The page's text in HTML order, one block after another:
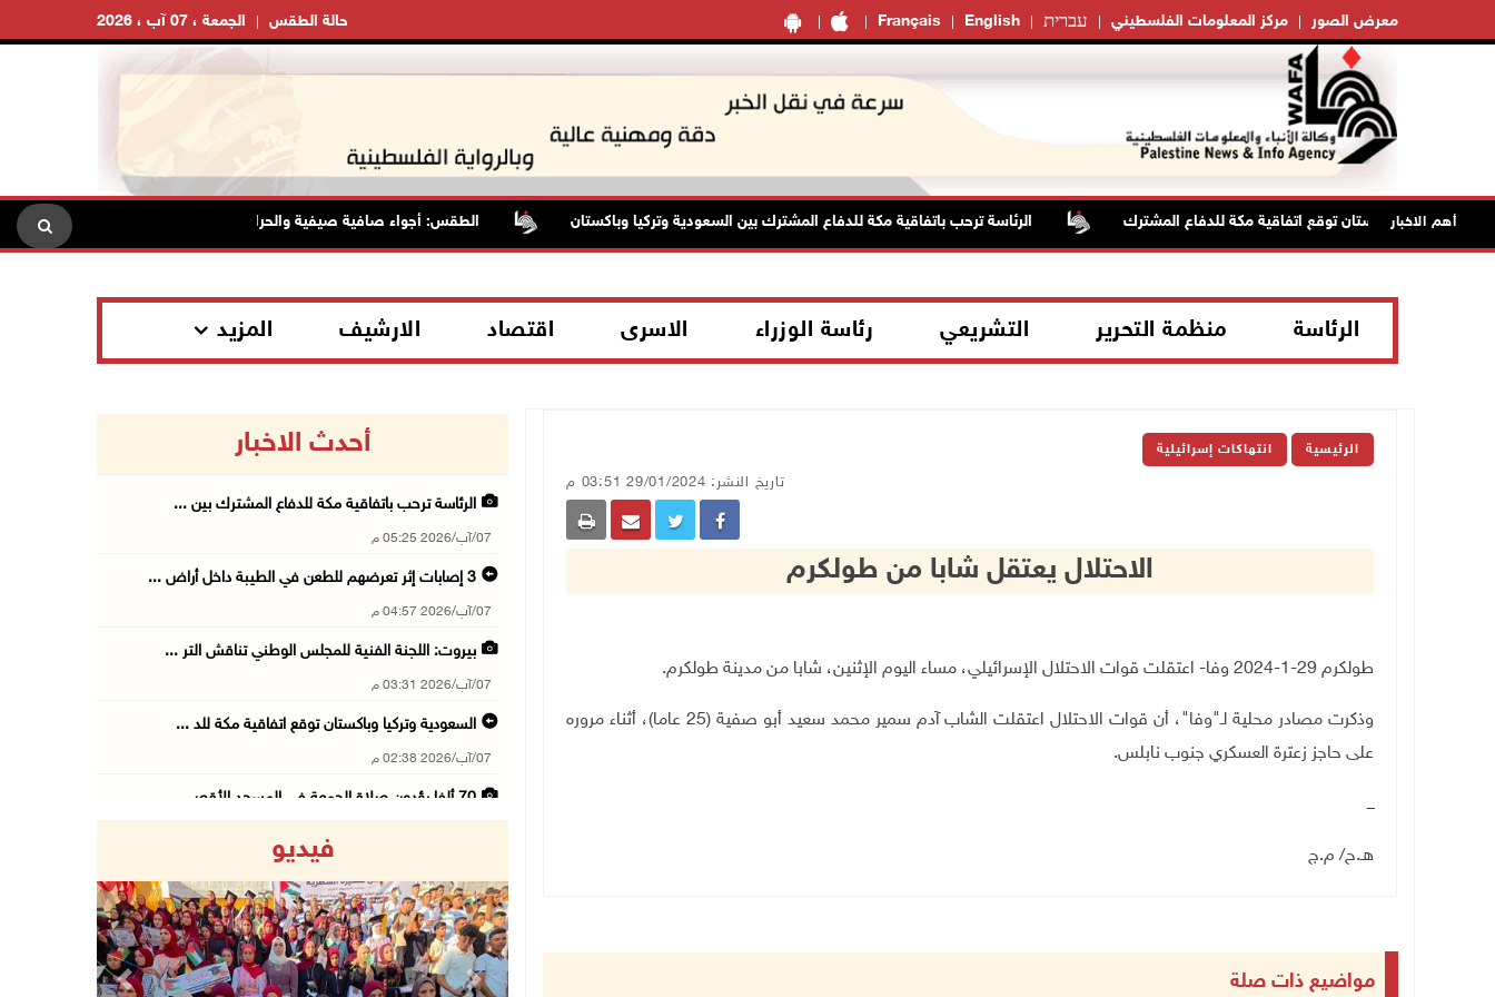
Français English עברית مركز المعلومات الفلسطيني معرض الصور الجمعة ، 07 آب ، 2026 حالة الطقس
أهم الاخبار
وتركيا وباكستان توقع اتفاقية مكة للدفاع المشترك الرئاسة ترحب باتفاقية مكة للدفاع المشترك بين السعودية وتركيا وباكستان الطقس: أجواء صافية صيفية والحرارة حول معدلها العام
الرئاسة منظمة التحرير التشريعي رئاسة الوزراء الاسرى اقتصاد الارشيف المزيد
الرئيسية انتهاكات إسرائيلية
تاريخ النشر: 29/01/2024 03:51 م
الاحتلال يعتقل شابا من طولكرم
‫طولكرم 29-1-2024 وفا- اعتقلت قوات الاحتلال الإسرائيلي، مساء اليوم الإثنين، شابا من مدينة طولكرم.
وذكرت مصادر محلية لـ"وفا"، أن قوات الاحتلال اعتقلت الشاب آدم سمير محمد سعيد أبو صفية (25 عاما)، أثناء مروره
على حاجز زعترة العسكري جنوب نابلس.
ـــ
هـ.ح/ م.ج
مواضيع ذات صلة
أحدث الاخبار
الرئاسة ترحب باتفاقية مكة للدفاع المشترك بين ...
07/آب/2026 05:25 م
3 إصابات إثر تعرضهم للطعن في الطيبة داخل أراض ...
07/آب/2026 04:57 م
بيروت: اللجنة الفنية للمجلس الوطني تناقش التر ...
07/آب/2026 03:31 م
السعودية وتركيا وباكستان توقع اتفاقية مكة للد ...
07/آب/2026 02:38 م
70 ألفا يؤدون صلاة الجمعة في المسجد الأقصى
07/آب/2026 02:19 م
مستعمرون ينفذون جولات استفزازية في عدة مناطق ...
07/آب/2026 02:08 م
فيديو
Previous Next